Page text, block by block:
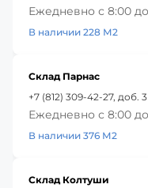
Ежедневно с 8:00 до
В наличии 228 М2
Склад Парнас
+7 (812) 309-42-27, доб. 3
Ежедневно с 8:00 до
В наличии 376 М2
Склад Колтуши